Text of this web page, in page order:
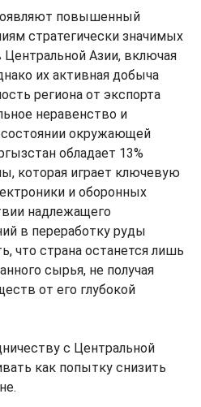
повышенный
стратегически значимых
Азии, включая
их активная добыча
региона от экспорта
неравенство и
состоянии окружающей
обладает 13%
которая играет ключевую
и оборонных
надлежащего
в переработку руды
что страна останется лишь
сырья, не получая
от его глубокой
с Центральной
как попытку снизить